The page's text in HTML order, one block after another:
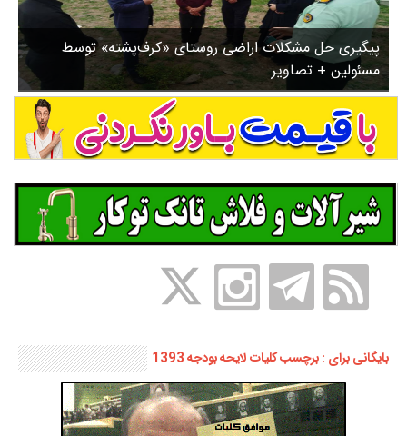
پیگیری حل مشکلات اراضی روستای «کرف‌پشته» توسط
مسئولین + تصاویر
ت
ش
د
.
بایگانی برای : برچسب کليات لايحه بودجه 1393